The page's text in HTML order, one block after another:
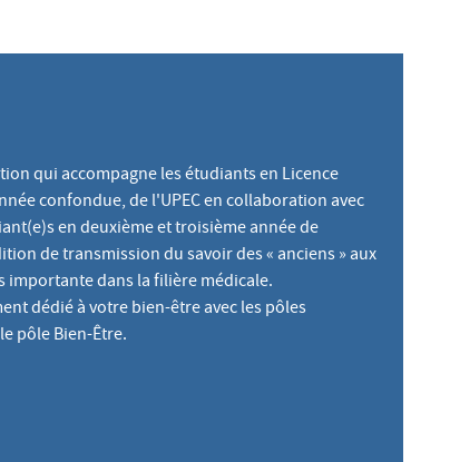
qui accompagne les étudiants en Licence
confondue, de l'UPEC en collaboration avec
en deuxième et troisième année de
de transmission du savoir des « anciens » aux
dans la filière médicale.
dédié à votre bien-être avec les pôles
pôle Bien-Être.